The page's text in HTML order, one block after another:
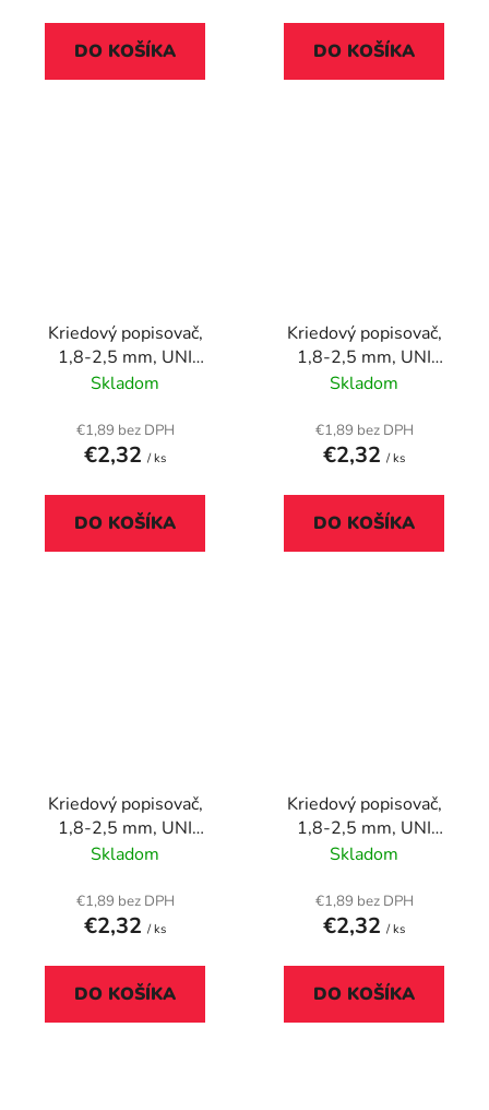
DO KOŠÍKA DO KOŠÍKA
Kriedový popisovač,
1,8-2,5 mm, UNI
"PWE-5M", fluor zelený
Skladom
€1,89 bez DPH
€2,32 / ks
DO KOŠÍKA
Kriedový popisovač,
1,8-2,5 mm, UNI
"PWE-5M", fluor žltý
Skladom
€1,89 bez DPH
€2,32 / ks
DO KOŠÍKA
Kriedový popisovač,
1,8-2,5 mm, UNI
"PWE-5M", strieborný
Skladom
€1,89 bez DPH
€2,32 / ks
DO KOŠÍKA
Kriedový popisovač,
1,8-2,5 mm, UNI
"PWE-5M",
Skladom
€1,89 bez DPH
€2,32 / ks
DO KOŠÍKA